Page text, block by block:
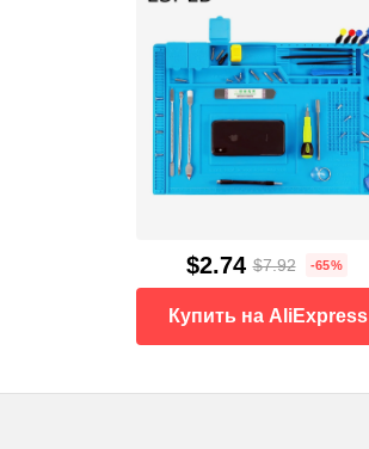
$2.74 $7.92 -65%
Купить на AliExpress